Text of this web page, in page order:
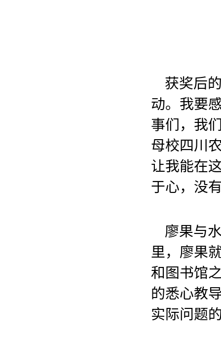
获奖后
动。我要
事们，我
母校四川
让我能在
于心，没
廖果与
里，廖果
和图书馆
的悉心教
实际问题